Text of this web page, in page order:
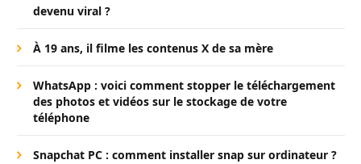
devenu viral ?
À 19 ans, il filme les contenus X de sa mère
WhatsApp : voici comment stopper le téléchargement
des photos et vidéos sur le stockage de votre
téléphone
Snapchat PC : comment installer snap sur ordinateur ?